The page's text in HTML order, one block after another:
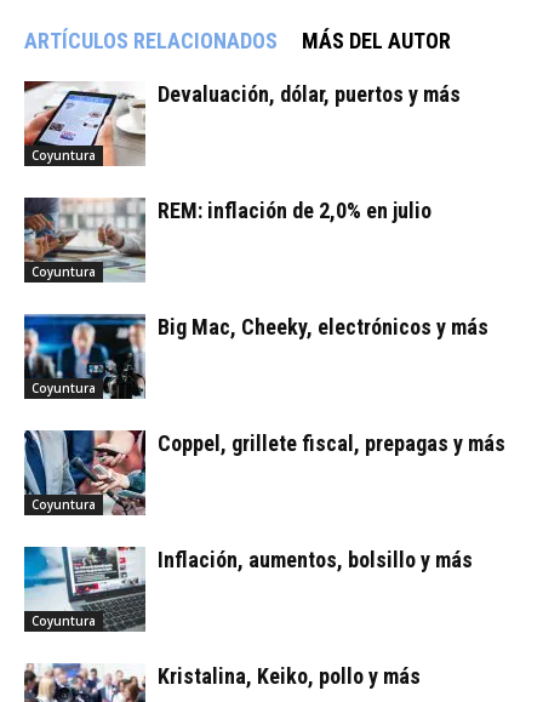
ARTÍCULOS RELACIONADOS MÁS DEL AUTOR
Coyuntura
Devaluación, dólar, puertos y más
Coyuntura
REM: inflación de 2,0% en julio
Coyuntura
Big Mac, Cheeky, electrónicos y más
Coyuntura
Coppel, grillete fiscal, prepagas y más
Coyuntura
Inflación, aumentos, bolsillo y más
Kristalina, Keiko, pollo y más